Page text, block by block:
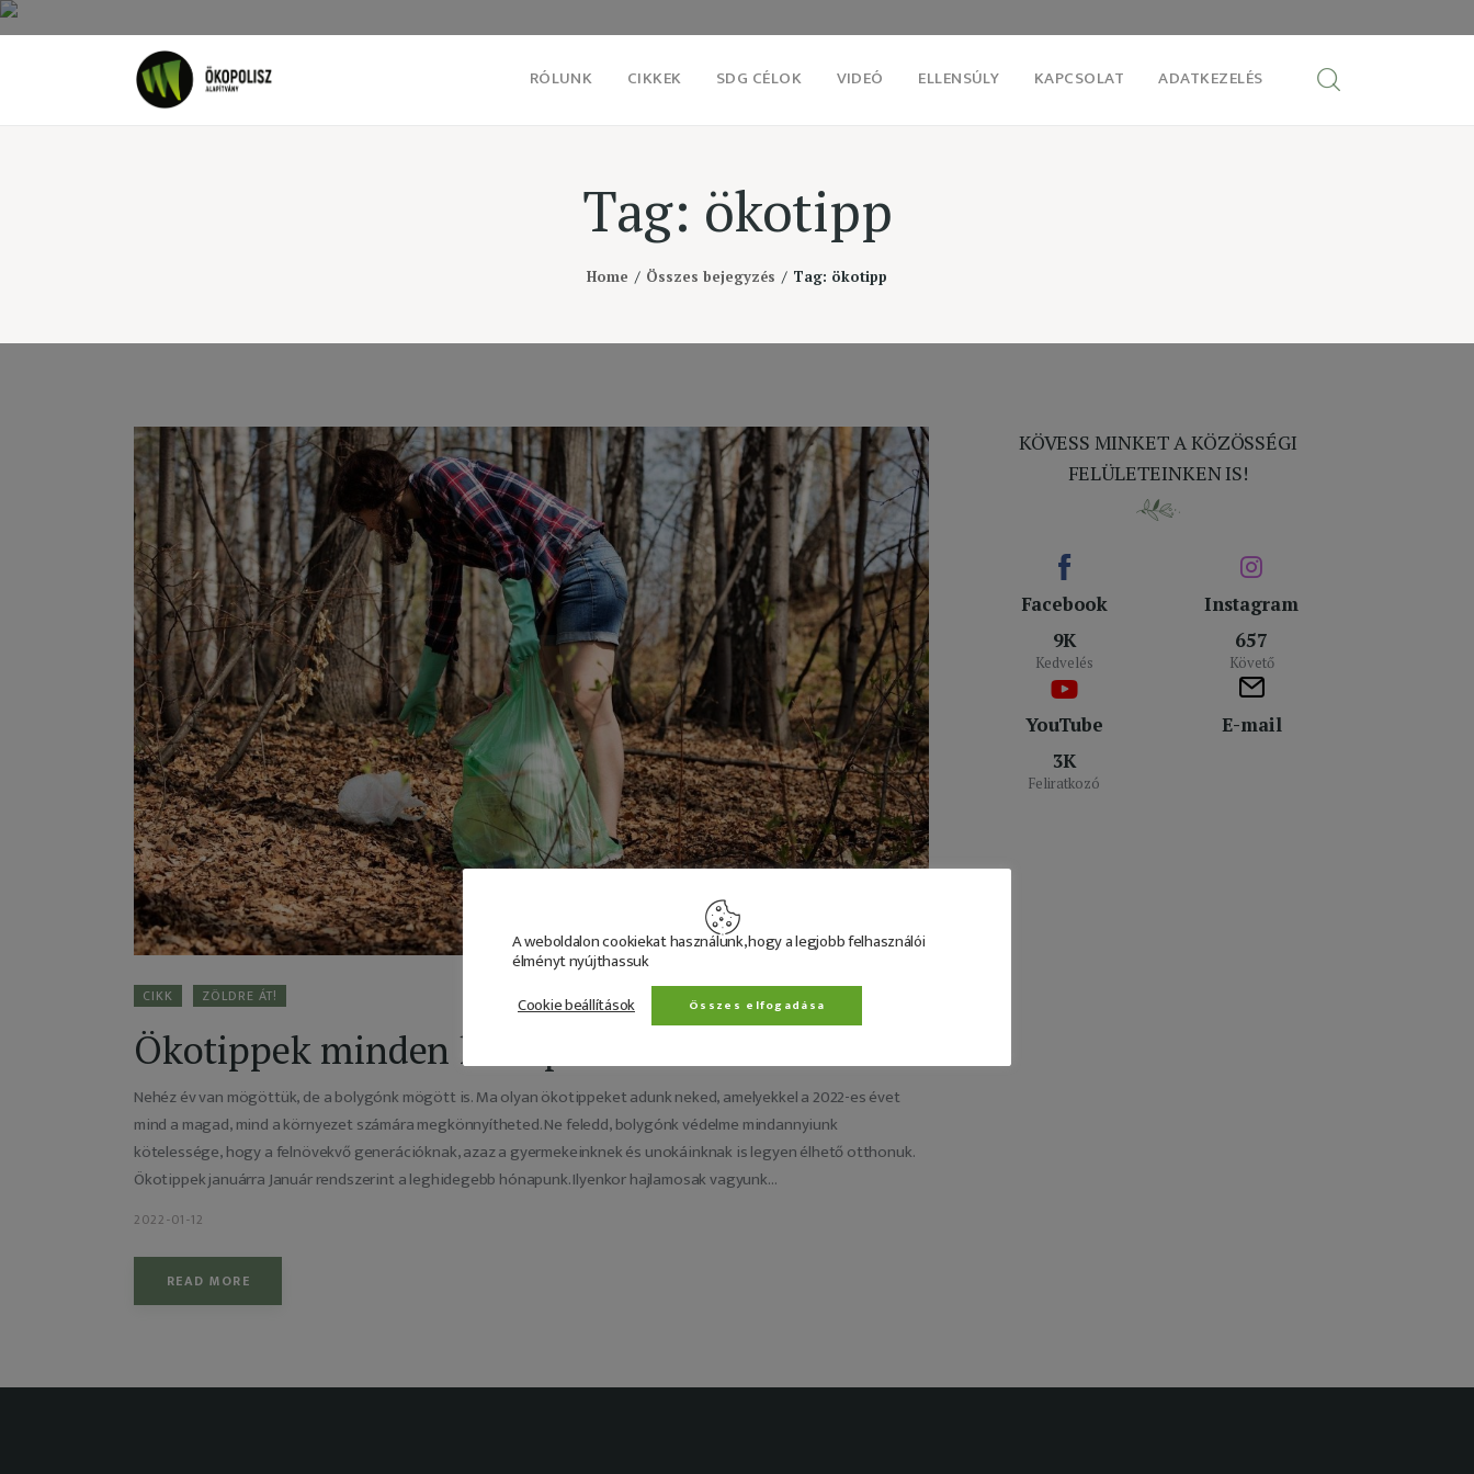
RÓLUNK CIKKEK SDG CÉLOK VIDEÓ ELLENSÚLY KAPCSOLAT ADATKEZELÉS
Tag: ökotipp
Home Összes bejegyzés Tag: ökotipp
Rólunk
Adatkezelés
CIKK ZÖLDRE ÁT!
Ökotippek minden hónapra
Nehéz év van mögöttük, de a bolygónk mögött is. Ma olyan ökotippeket adunk neked, amelyekkel a 2022-es évet
mind a magad, mind a környezet számára megkönnyítheted. Ne feledd, bolygónk védelme mindannyiunk
kötelessége, hogy a felnövekvő generációknak, azaz a gyermekeinknek és unokáinknak is legyen élhető otthonuk.
Ökotippek januárra Január rendszerint a leghidegebb hónapunk. Ilyenkor hajlamosak vagyunk…
2022-01-12
READ MORE
KÖVESS MINKET A KÖZÖSSÉGI
FELÜLETEINKEN IS!
Facebook
9K
Kedvelés
Instagram
657
Követő
YouTube
3K
Feliratkozó
E-mail
A weboldalon cookiekat használunk, hogy a legjobb felhasználói
élményt nyújthassuk
Cookie beállítások
Összes elfogadása